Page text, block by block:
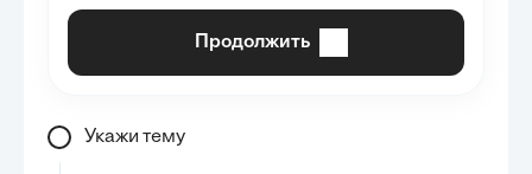
Продолжить
Укажи тему